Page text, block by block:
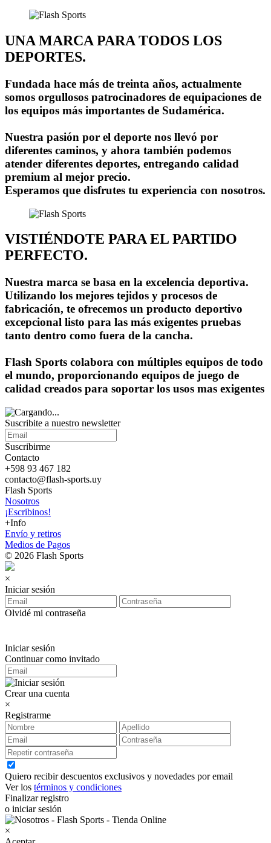
UNA MARCA PARA TODOS LOS
DEPORTES.
Fundada hace más de treinta años, actualmente
somos orgullosos patrocinadores de equipaciones de
los equipos más importantes de Sudamérica.
Nuestra pasión por el deporte nos llevó por
diferentes caminos, y ahora también podemos
atender diferentes deportes, entregando calidad
premium al mejor precio.
Esperamos que disfrutes tu experiencia con nosotros.
VISTIÉNDOTE PARA EL PARTIDO
PERFECTO.
Nuestra marca se basa en la excelencia deportiva.
Utilizando los mejores tejidos y procesos de
fabricación, te ofrecemos un producto deportivo
excepcional listo para las más exigentes pruebas
tanto dentro como fuera de la cancha.
Flash Sports colabora con múltiples equipos de todo
el mundo, proporcionando equipos de juego de
calidad creados para soportar los usos mas exigentes
Suscribite a nuestro newsletter
Suscribirme
Contacto
+598 93 467 182
contacto@flash-sports.uy
Flash Sports
Nosotros
¡Escribinos!
+Info
Envío y retiros
Medios de Pagos
© 2026 Flash Sports
×
Iniciar sesión
Olvidé mi contraseña
Iniciar sesión
Continuar como invitado
Crear una cuenta
×
Registrarme
Quiero recibir descuentos exclusivos y novedades por email
Ver los términos y condiciones
Finalizar registro
o iniciar sesión
×